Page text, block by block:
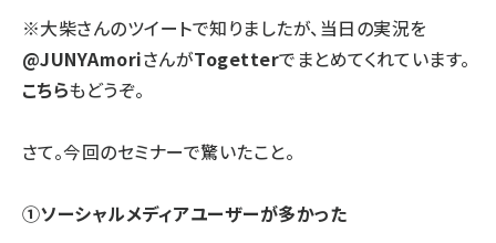
※大柴さんのツイートで知りましたが、当日の実況を
@JUNYAmoriさんがTogetterでまとめてくれています。
こちらもどうぞ。
さて。今回のセミナーで驚いたこと。
①ソーシャルメディアユーザーが多かった